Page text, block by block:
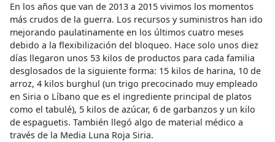
En los años que van de 2013 a 2015 vivimos los momentos
más crudos de la guerra. Los recursos y suministros han ido
mejorando paulatinamente en los últimos cuatro meses
debido a la flexibilización del bloqueo. Hace solo unos diez
días llegaron unos 53 kilos de productos para cada familia
desglosados de la siguiente forma: 15 kilos de harina, 10 de
arroz, 4 kilos burghul (un trigo precocinado muy empleado
en Siria o Líbano que es el ingrediente principal de platos
como el tabulé), 5 kilos de azúcar, 6 de garbanzos y un kilo
de espaguetis. También llegó algo de material médico a
través de la Media Luna Roja Siria.